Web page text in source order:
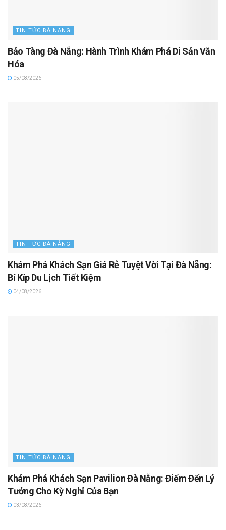
TIN TỨC ĐÀ NẴNG
Bảo Tàng Đà Nẵng: Hành Trình Khám Phá Di Sản Văn
Hóa
05/08/2026
TIN TỨC ĐÀ NẴNG
Khám Phá Khách Sạn Giá Rẻ Tuyệt Vời Tại Đà Nẵng:
Bí Kíp Du Lịch Tiết Kiệm
04/08/2026
TIN TỨC ĐÀ NẴNG
Khám Phá Khách Sạn Pavilion Đà Nẵng: Điểm Đến Lý
Tưởng Cho Kỳ Nghỉ Của Bạn
03/08/2026